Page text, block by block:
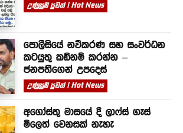
උණුසුම් පුවත් | Hot News
පොලීසියේ නවීකරණ සහ සංවර්ධන
කටයුතු කඩිනම් කරන්න –
ජනපතිගෙන් උපදෙස්
උණුසුම් පුවත් | Hot News
අගෝස්තු මාසයේ දී ලාෆ්ස් ගෑස්
මිලෙත් වෙනසක් නැහැ